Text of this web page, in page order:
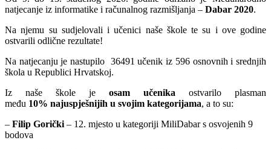
natjecanje iz informatike i računalnog razmišljanja – Dabar 2020.
Na njemu su sudjelovali i učenici naše škole te su i ove godine
ostvarili odlične rezultate!
Na natjecanju je nastupilo 36491 učenik iz 596 osnovnih i srednjih
škola u Republici Hrvatskoj.
Iz naše škole je osam učenika ostvarilo plasman
među 10% najuspješnijih u svojim kategorijama, a to su:
– Filip Gorički – 12. mjesto u kategoriji MiliDabar s osvojenih 9
bodova